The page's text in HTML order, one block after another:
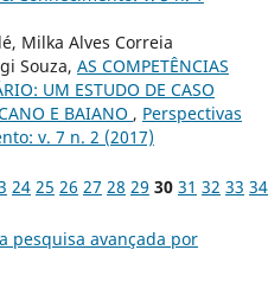
Milka Alves Correia
Souza, AS COMPETÊNCIAS
UM ESTUDO DE CASO
E BAIANO , Perspectivas
v. 7 n. 2 (2017)
24 25 26 27 28 29 30 31 32 33 34
pesquisa avançada por